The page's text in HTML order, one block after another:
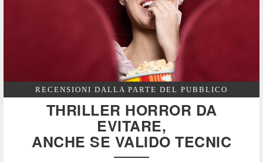
RECENSIONI DALLA PARTE DEL PUBBLICO
THRILLER HORROR DA
EVITARE,
ANCHE SE VALIDO TECNIC